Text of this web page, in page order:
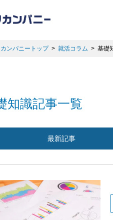
カンパニートップ 就活コラム 基礎
知識記事一覧
最新記事